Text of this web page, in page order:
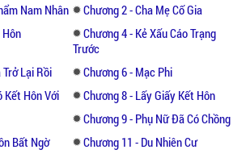
nói cho cô biết, thật ra thì cô
tượng.
mới, cô đem hiệp nghị vợ
anh, lãnh tĩnh nói: đây là
có đến ba chương, vì nội
Nam Nhân
Chương 2 - Cha Mẹ Cố Gia
Chương 4 - Kẻ Xấu Cáo Trạng
Trước
Trở Lại Rồi
Chương 6 - Mạc Phi
Kết Hôn Với
Chương 8 - Lấy Giấy Kết Hôn
Chương 9 - Phụ Nữ Đã Có Chồng
Bất Ngờ
Chương 11 - Du Nhiên Cư